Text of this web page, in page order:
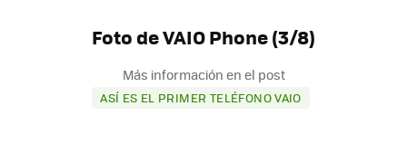
Foto de VAIO Phone (3/8)
Más información en el post
ASÍ ES EL PRIMER TELÉFONO VAIO